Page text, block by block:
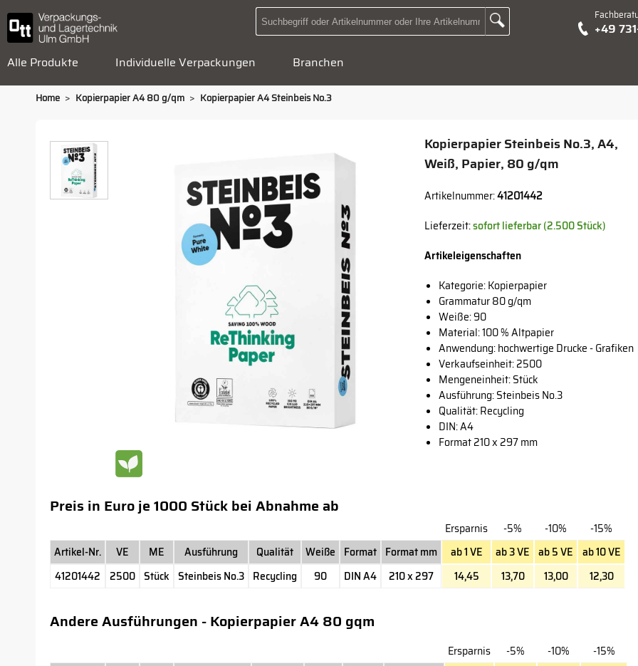
Suchbegriff oder Artikelnummer hier eingeben:
Zur Suche Landingpage
+49
Alle Produkte
Individuelle Verpackungen Branchen
Home > Kopierpapier A4 80 g/qm > Kopierpapier A4 Steinbeis No.3
Kopierpapier Steinbeis No.3, A4,
Weiß, Papier, 80 g/qm
Artikelnummer:41201442
Lieferzeit:sofort lieferbar (2.500 Stück)
Artikeleigenschaften
Kategorie: Kopierpapier
Grammatur 80 g/qm
Weiße: 90
Material: 100 % Altpapier
Anwendung: hochwertige Drucke - Grafiken
Verkaufseinheit: 2500
Mengeneinheit: Stück
Ausführung: Steinbeis No.3
Qualität: Recycling
DIN: A4
Format 210 x 297 mm
Preis in Euro je 1000 Stück bei Abnahme ab
Ersparnis -5% -10%
-15%
Artikel-Nr.
VE ME Ausführung Qualität Weiße Format Format mm ab 1 VE ab 3 VE ab 5 VE
ab 10 VE
41201442
2500 Stück Steinbeis No.3 Recycling 90 DIN A4 210 x 297 14,45 13,70 13,00 12,30
Andere Ausführungen - Kopierpapier A4 80 gqm
Ersparnis -5% -10%
-15%